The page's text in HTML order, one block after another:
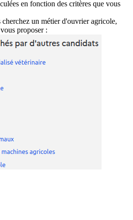
en fonction des critères que vous
cherchez un métier d'ouvrier agricole,
proposer :